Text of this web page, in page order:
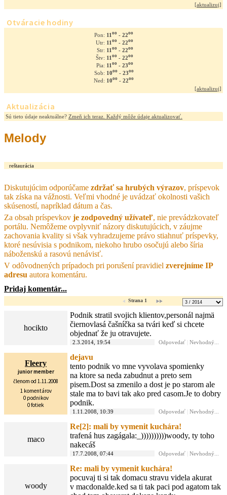
[aktualizuj]
Otváracie hodiny
Pon: 11 oo- 22oo
Utr: 11 oo- 22oo
Str: 11 oo- 22oo
Štv: 11 oo- 22oo
Pia: 11 oo- 23oo
Sob: 10oo- 23oo
Ned: 10oo- 22oo
[aktualizuj]
Aktualizácia
Sú tieto údaje neaktuálne? Zmeň ich teraz. Každý môže údaje aktualizovať.
Melody
reštaurácia
Diskutujúcim odporúčame zdržať sa hrubých výrazov, príspevok
tak získa na vážnosti. Veľmi vhodné je uvádzať okolnosti vašich
skúseností, napríklad dátum a čas.
Za obsah príspevkov je zodpovedný užívateľ, nie prevádzkovateľ
portálu. Nemôžeme ovplyvniť názory diskutujúcich, v záujme
zachovania kvality si však vyhradzujeme právo stiahnuť príspevky,
ktoré nesúvisia s podnikom, niekoho hrubo osočujú alebo šíria
náboženskú a rasovú nenávisť.
V odôvodnených prípadoch pri porušení pravidiel zverejníme IP
adresu autora komentáru.
Pridaj komentár...
Strana 1
hocikto
Podnik stratil svojich klientov,personál najmä
čiernovlasá čašníčka sa tvári keď si chcete
objednať že ju otravujete.
Odpovedať Nevhodný...
2.3.2014, 19:54
Fleery
junior member
členom od 1.11.2008
1 komentárov
0 podnikov
0 fotiek
dejavu
tento podnik vo mne vyvolava spomienky
na ktore sa neda zabudnut a preto sem
pisem.Dost sa zmenilo a dost je po starom ale
stale ma to bavi tak ako pred casom.Je to dobry
podnik.
Odpovedať Nevhodný...
1.11.2008, 10:39
maco
Re[2]: mali by vymenit kuchára!
trafená hus zagágala:_))))))))))woody, ty toho
nakecáš
Odpovedať Nevhodný...
17.7.2008, 07:44
woody
Re: mali by vymenit kuchára!
pocuvaj ti si tak domacu stravu videla akurat
v macdonalde.ked sa ti tak paci pod agatom tak